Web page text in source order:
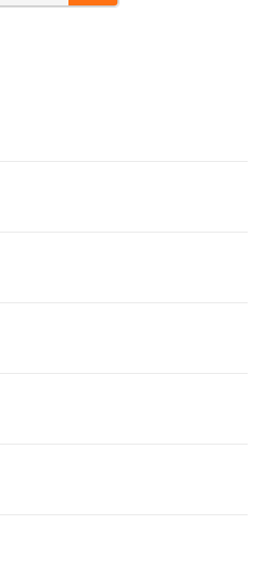
SEARCH